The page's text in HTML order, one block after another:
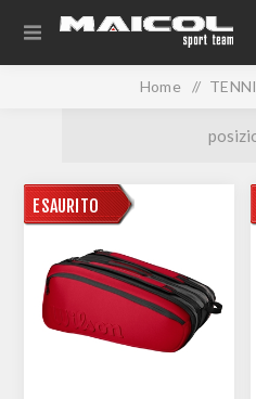
Home /
DISPONIBILE
ESAURITO